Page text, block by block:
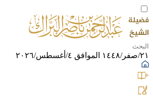
٢١/صفر/١٤٤٨ الموافق ٤/أغسطس/٢٠٢٦